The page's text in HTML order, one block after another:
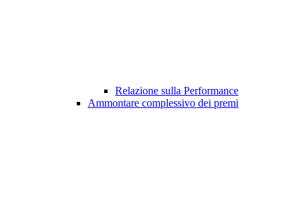
Relazione sulla Performance
Ammontare complessivo dei premi